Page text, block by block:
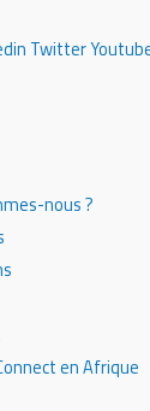
Twitter
nous ?
en Afrique